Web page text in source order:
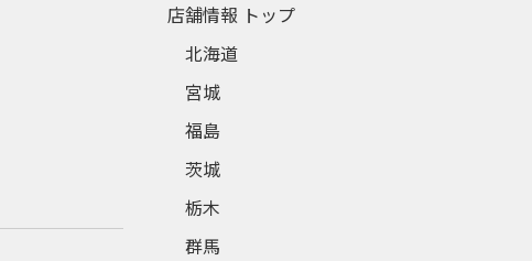
店舗情報 トップ
北海道
宮城
福島
茨城
栃木
群馬